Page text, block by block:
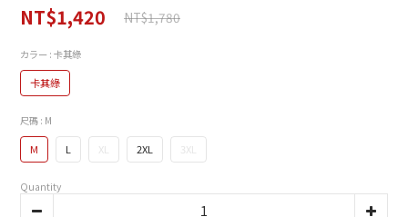
NT$1,420 NT$1,780
カラー : 卡其綠
卡其綠
尺碼 : M
M L XL 2XL 3XL
Quantity